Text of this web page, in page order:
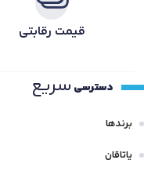
قیمت رقابتی
دسترسی سریع
برندها
یاتاقان